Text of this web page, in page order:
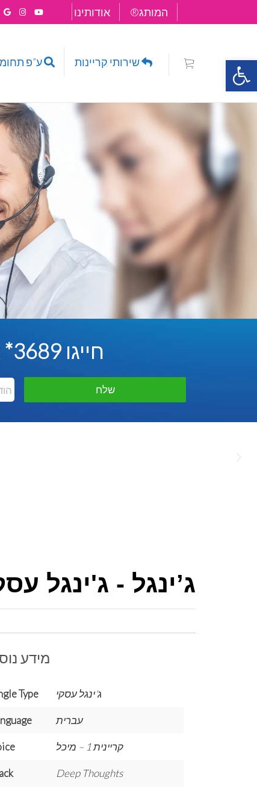
אודותינו ®המותג
חייגו3689
*
ג’ינגל - ג'ינגל עסקי -
מידע
Type ג'ינגל עסקי
עברית
קריינית 1 – מיכל
Deep Thoughts